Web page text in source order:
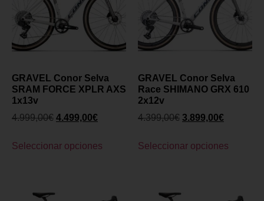
GRAVEL Conor Selva
SRAM FORCE XPLR AXS
1x13v
4.999,00€ 4.499,00€
Seleccionar opciones
GRAVEL Conor Selva
Race SHIMANO GRX 610
2x12v
4.399,00€ 3.899,00€
Seleccionar opciones